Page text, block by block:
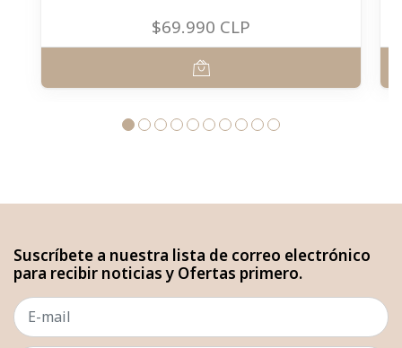
$69.990 CLP
Suscríbete a nuestra lista de correo electrónico
para recibir noticias y Ofertas primero.